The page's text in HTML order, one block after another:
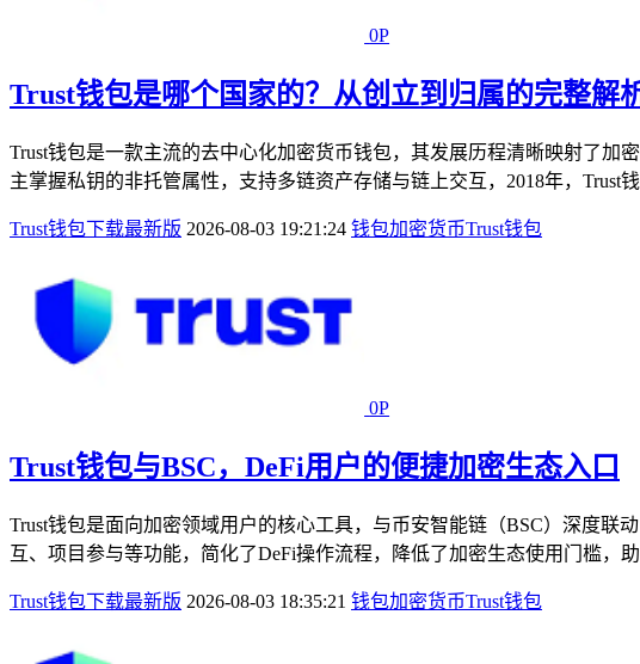
0P
Trust钱包是哪个国家的？从创立到归属的完整解
Trust钱包是一款主流的去中心化加密货币钱包，其发展历程清晰映射了加
主掌握私钥的非托管属性，支持多链资产存储与链上交互，2018年，Trust
Trust钱包下载最新版 2026-08-03 19:21:24 钱包加密货币Trust钱包
0P
Trust钱包与BSC，DeFi用户的便捷加密生态入口
Trust钱包是面向加密领域用户的核心工具，与币安智能链（BSC）深度联
互、项目参与等功能，简化了DeFi操作流程，降低了加密生态使用门槛，
Trust钱包下载最新版 2026-08-03 18:35:21 钱包加密货币Trust钱包